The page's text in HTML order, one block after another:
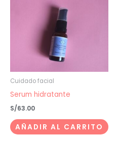
Cuidado facial
Serum hidratante
S/63.00
AÑADIR AL CARRITO